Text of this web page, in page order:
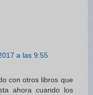
a las 9:55
con otros libros que
ahora cuando los